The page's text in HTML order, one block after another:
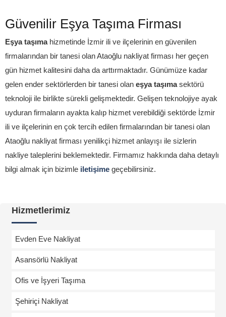
Güvenilir Eşya Taşıma Firması
Eşya taşımahizmetinde İzmir ili ve ilçelerinin en güvenilen
firmalarından bir tanesi olan Ataoğlu nakliyat firması her geçen
gün hizmet kalitesini daha da arttırmaktadır. Günümüze kadar
gelen ender sektörlerden bir tanesi olan eşya taşımasektörü
teknoloji ile birlikte sürekli gelişmektedir. Gelişen teknolojiye ayak
uyduran firmaların ayakta kalıp hizmet verebildiği sektörde İzmir
ili ve ilçelerinin en çok tercih edilen firmalarından bir tanesi olan
Ataoğlu nakliyat firması yenilikçi hizmet anlayışı ile sizlerin
nakliye taleplerini beklemektedir. Firmamız hakkında daha detaylı
bilgi almak için bizimle iletişime geçebilirsiniz.
Hizmetlerimiz
Evden Eve Nakliyat
Asansörlü Nakliyat
Ofis ve İşyeri Taşıma
Şehiriçi Nakliyat